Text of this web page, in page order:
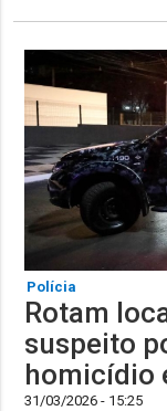
Polícia
Rotam
suspeito
homicídio
31/03/2026 - 15:25